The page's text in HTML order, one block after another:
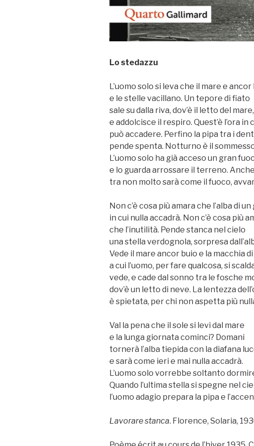
Lo stedazzu
L’uomo solo si leva che il mare e ancor
e le stelle vacillano. Un tepore di fiato
sale su dalla riva, dov’è il letto del mare,
e addolcisce il respiro. Quest’è l’ora in
può accadere. Perfino la pipa tra i
pende spenta. Notturno è il
L’uomo solo ha già acceso un gran
e lo guarda arrossare il terreno.
tra non molto sarà come il fuoco,
Non c’è cosa più amara che l’alba di
in cui nulla accadrà. Non c’è cosa più
che l’inutilità. Pende stanca nel cielo
una stella verdognola, sorpresa
Vede il mare ancor buio e la macchia
a cui l’uomo, per fare qualcosa, si
vede, e cade dal sonno tra le fosche
dov’è un letto di neve. La lentezza
è spietata, per chi non aspetta più
Val la pena che il sole si levi dal mare
e la lunga giornata cominci? Domani
tornerà l’alba tiepida con la diafana
e sarà come ieri e mai nulla accadrà.
L’uomo solo vorrebbe soltanto
Quando l’ultima stella si spegne nel
l’uomo adagio prepara la pipa e
Lavorare stanca. Florence, Solaria,